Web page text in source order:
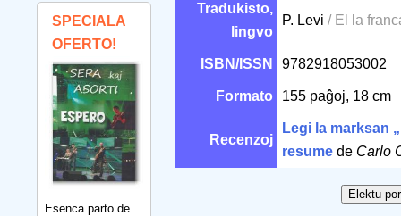
SPECIALA
OFERTO!
Esenca parto de
Tradukisto,
lingvo
P. Levi / El la
ISBN/ISSN 9782918053002
Formato 155 paĝoj, 18 cm
Recenzoj
Legi la marksan
resume de Carlo